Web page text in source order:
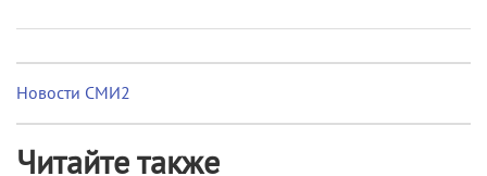
Новости СМИ2
Читайте также